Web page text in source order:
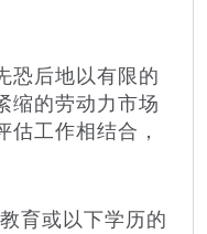
后地以有限的
缩的劳动力市场
工作相结合，
或以下学历的